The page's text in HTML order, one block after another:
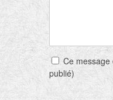
Ce message
publié)